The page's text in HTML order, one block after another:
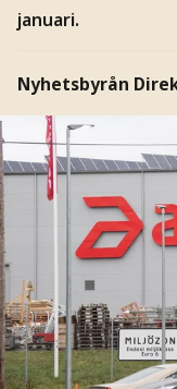
januari.
Nyhetsbyrån